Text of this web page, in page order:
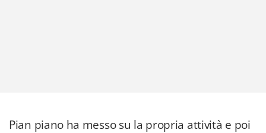
Pian piano ha messo su la propria attività e poi